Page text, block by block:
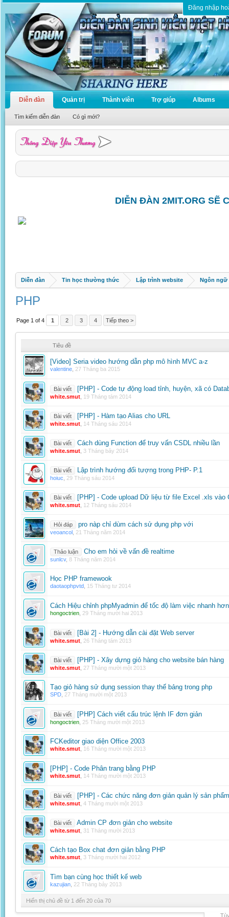
Đăng nhập
Diễn đàn
Tìm kiếm diễn đàn Có gì mới?
Quản trị Thành viên Trợ giúp Albums
DIỄN ĐÀN 2MIT.ORG SẼ
Diễn đàn Tin học thường thức Lập trình website Ngôn ngữ
PHP
Page 1 of 4 1 2 3 4 Tiếp theo >
Tiêu đề
[Video] Seria video hướng dẫn php mô hình MVC a-z
valentine 27 Tháng ba 2015
Bài viết [PHP] - Code tự động load tỉnh, huyện, xã có
white.smut 19 Tháng tám 2014
Bài viết [PHP] - Hàm tạo Alias cho URL
white.smut 14 Tháng sáu 2014
Bài viết Cách dùng Function để truy vấn CSDL nhiều lần
white.smut 3 Tháng bảy 2014
Bài viết Lập trình hướng đối tượng trong PHP- P.1
hoiuc 29 Tháng sáu 2014
Bài viết [PHP] - Code upload Dữ liệu từ file Excel .xls vào
white.smut 12 Tháng sáu 2014
Hỏi đáp pro nàp chỉ dùm cách sử dụng php với
veoancol 21 Tháng năm 2014
Thảo luận Cho em hỏi về vấn đề realtime
sunlcv, 8 Tháng năm 2014
Học PHP framewook
daotaophpvtd 15 Tháng tư 2014
Cách Hiệu chỉnh phpMyadmin để tốc độ làm việc nhanh hơn
hongoctrien 29 Tháng mười hai 2013
Bài viết [Bài 2] - Hướng dẫn cài đặt Web server
white.smut 26 Tháng tám 2013
Bài viết [PHP] - Xây dựng giỏ hàng cho website bán hàng
white.smut 27 Tháng mười một 2013
Tạo giỏ hàng sử dụng session thay thế bảng trong php
SPD 27 Tháng mười một 2013
Bài viết [PHP] Cách viết cấu trúc lệnh IF đơn giản
hongoctrien 25 Tháng mười một 2013
FCKeditor giao diện Office 2003
white.smut 16 Tháng mười một 2013
[PHP] - Code Phân trang bằng PHP
white.smut 14 Tháng mười một 2013
Bài viết [PHP] - Các chức năng đơn giản quản lý sản phẩm
white.smut 4 Tháng mười một 2013
Bài viết Admin CP đơn giản cho website
white.smut 31 Tháng mười 2013
Cách tạo Box chat đơn giản bằng PHP
white.smut 3 Tháng mười hai 2012
Tìm bạn cùng học thiết kế web
kazujian 22 Tháng bảy 2013
Hiển thị chủ đề từ 1 đến 20 của 70